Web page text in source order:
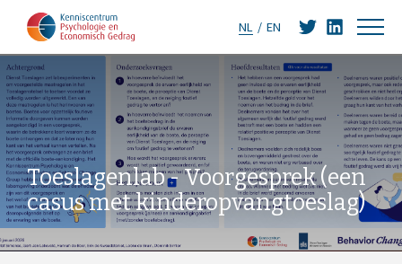
NL EN
Toeslagenlab - Voorgesprek (een
casus met kinderopvangtoeslag)